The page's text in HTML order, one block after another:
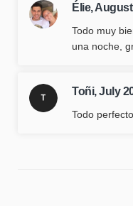
Élie,
Todo muy
una noche,
Toñi,July
Todo perfecto